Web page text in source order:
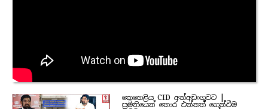
කෙහෙළිය CID අත්අඩංගුවට |
ප්‍රමිතියෙන් තොර එන්නත් ගෙන්වීම